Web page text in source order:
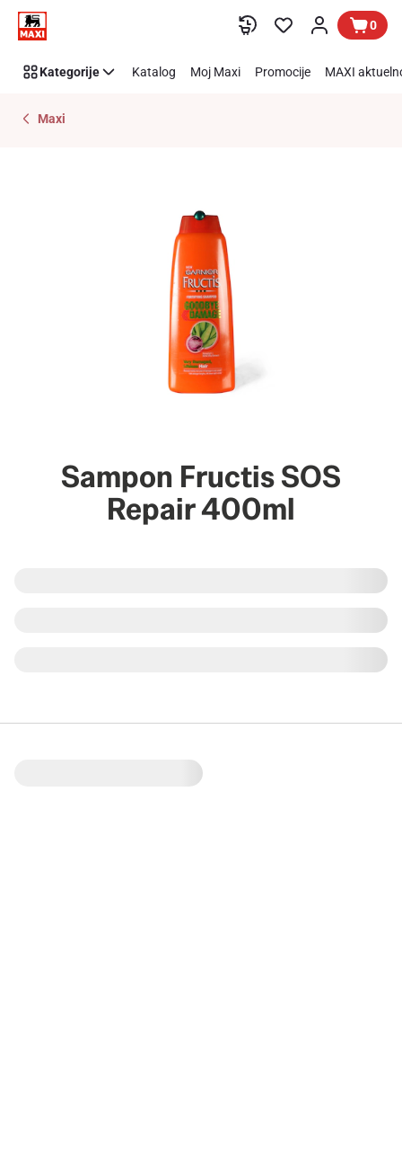
Preskoči link 0
Kategorije Katalog Moj Maxi Promocije MAXI
Maxi
Sampon Fructis SOS
Repair 400ml